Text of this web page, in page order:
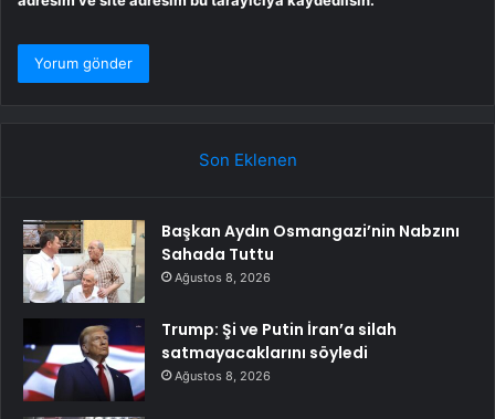
Son Eklenen
Başkan Aydın Osmangazi’nin Nabzını
Sahada Tuttu
Ağustos 8, 2026
Trump: Şi ve Putin İran’a silah
satmayacaklarını söyledi
Ağustos 8, 2026